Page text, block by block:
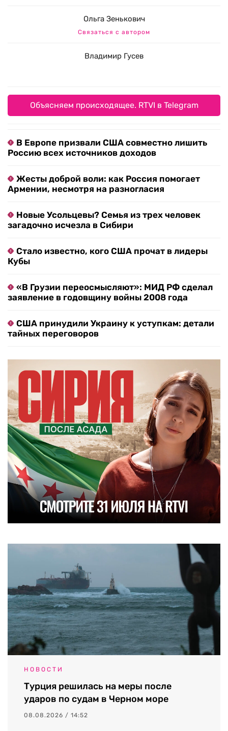
Ольга Зенькович
Связаться с автором
Владимир Гусев
Объясняем происходящее. RTVI в Telegram
В Европе призвали США совместно лишить
Россию всех источников доходов
Жесты доброй воли: как Россия помогает
Армении, несмотря на разногласия
Новые Усольцевы? Семья из трех человек
загадочно исчезла в Сибири
Стало известно, кого США прочат в лидеры
Кубы
«В Грузии переосмысляют»: МИД РФ сделал
заявление в годовщину войны 2008 года
США принудили Украину к уступкам: детали
тайных переговоров
НОВОСТИ
Турция решилась на меры после
ударов по судам в Черном море
08.08.2026 / 14:52